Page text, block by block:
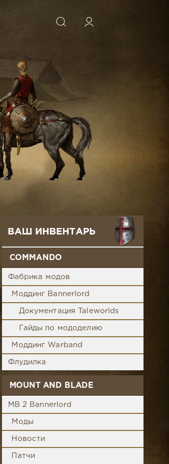
COMMANDO
Фабрика модов
Моддинг Bannerlord
Документация Taleworlds
Гайды по мододелию
Моддинг Warband
Флудилка
MOUNT AND BLADE
MB 2 Bannerlord
Моды
Новости
Патчи